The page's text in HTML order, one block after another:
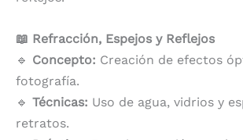
📖 Refracción, Espejos y Reflejos
🔹 Concepto: Creación de efectos
fotografía.
🔹 Técnicas: Uso de agua, vidrios y
retratos.